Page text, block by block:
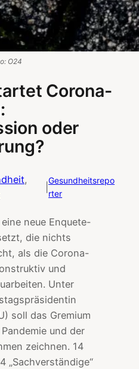
O24
Corona-
oder
|
Gesundheitsrepo
rter
neue Enquete-
die nichts
als die Corona-
und
Unter
soll das Gremium
und der
zeichnen. 14
„Sachverständige“